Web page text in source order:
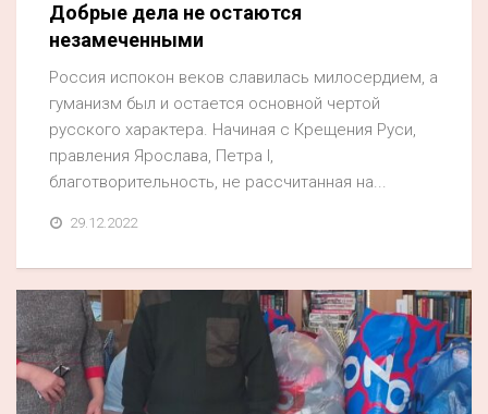
Конкурс
Национальные проекты
Память
Наши юбиляры
Перепись — 2020
Добрые дела не остаются
незамеченными
Россия испокон веков славилась милосердием, а
гуманизм был и остается основной чертой
русского характера. Начиная с Крещения Руси,
правления Ярослава, Петра I,
благотворительность, не рассчитанная на...
29.12.2022